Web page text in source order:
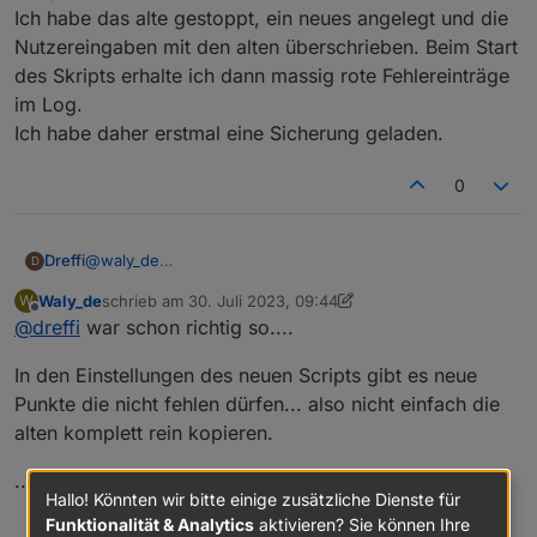
0_userdata.0.ecoflow.app_device_property_XXXXXXX
XXXXXXXXX.data.InverterHeartbeat.permanentWatts
Ich habe das alte gestoppt, ein neues angelegt und die
Nutzereingaben mit den alten überschrieben. Beim Start
des Skripts erhalte ich dann massig rote Fehlereinträge
im Log.
Ich habe daher erstmal eine Sicherung geladen.
0
D Dreffi@waly_de
Skript am besten aus?
Ich habe das alte gestoppt, ein neues angelegt und die
des Skripts erhalte ich dann massig rote Fehlereinträge
im Log.
W
Offline
Waly_deschrieb am 30. Juli 2023, 09:44
zuletzt editiert von Waly_de
@dreffi war schon richtig so....
In den Einstellungen des neuen Scripts gibt es neue
Punkte die nicht fehlen dürfen... also nicht einfach die
alten komplett rein kopieren.
...sonst brauch ich mal ein paar der Fehlermeldungen
0
Hallo! Könnten wir bitte einige zusätzliche Dienste für
Funktionalität & Analytics aktivieren? Sie können Ihre